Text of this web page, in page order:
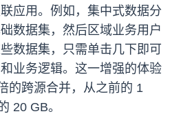
应用。例如，集中式数据分
数据集，然后区域业务用户
数据集，只需单击几下即可
业务逻辑。这一增强的体验
的跨源合并，从之前的 1
20 GB。